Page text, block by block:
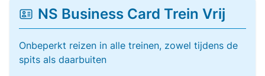
NS Business Card Trein Vrij
Onbeperkt reizen in alle treinen, zowel tijdens de
spits als daarbuiten